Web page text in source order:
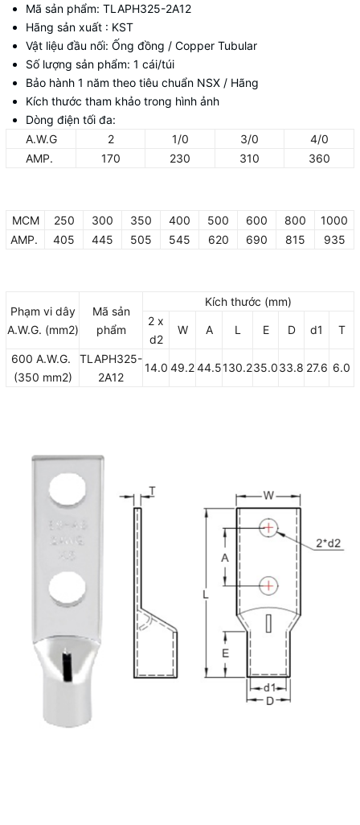
Mã sản phẩm: TLAPH325-2A12
Hãng sản xuất : KST
Vật liệu đầu nối: Ống đồng / Copper Tubular
Số lượng sản phẩm: 1 cái/túi
Bảo hành 1 năm theo tiêu chuẩn NSX / Hãng
Kích thước tham khảo trong hình ảnh
Dòng điện tối đa:
A.W.G
2 1/0 3/0
4/0
AMP.
170 230 310 360
MCM 250 300 350 400 500 600 800
1000
AMP.
405 445 505 545 620 690 815 935
Phạm vi dây
A.W.G. (mm2)
Mã sản
phẩm
Kích thước (mm)
2 x
d2
W A L E D d1 T
600 A.W.G.
(350 mm2)
TLAPH325-
2A12
14.0 49.244.5130.235.033.8 27.6 6.0